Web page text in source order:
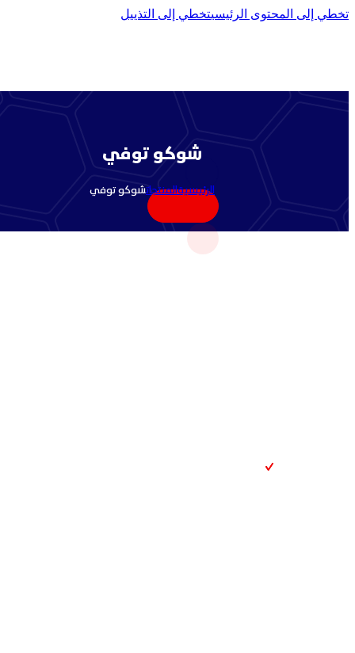
تخطي إلى المحتوى الرئيسيتخطي إلى التذييل
شوكو توفي
الرئيسيةالمنتجاتشوكو توفي